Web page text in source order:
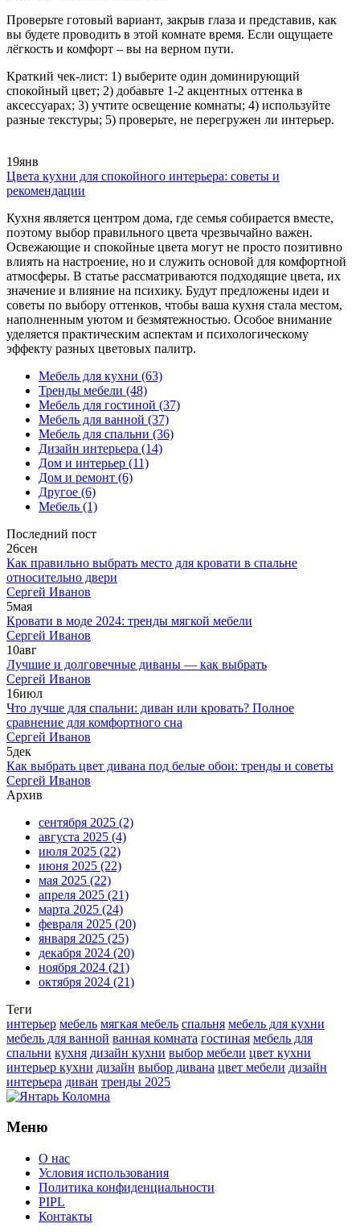
Проверьте готовый вариант, закрыв глаза и представив, как
вы будете проводить в этой комнате время. Если ощущаете
лёгкость и комфорт – вы на верном пути.
Краткий чек‑лист: 1) выберите один доминирующий
спокойный цвет; 2) добавьте 1‑2 акцентных оттенка в
аксессуарах; 3) учтите освещение комнаты; 4) используйте
разные текстуры; 5) проверьте, не перегружен ли интерьер.
19янв
Цвета кухни для спокойного интерьера: советы и
рекомендации
Кухня является центром дома, где семья собирается вместе,
поэтому выбор правильного цвета чрезвычайно важен.
Освежающие и спокойные цвета могут не просто позитивно
влиять на настроение, но и служить основой для комфортной
атмосферы. В статье рассматриваются подходящие цвета, их
значение и влияние на психику. Будут предложены идеи и
советы по выбору оттенков, чтобы ваша кухня стала местом,
наполненным уютом и безмятежностью. Особое внимание
уделяется практическим аспектам и психологическому
эффекту разных цветовых палитр.
Мебель для кухни (63)
Тренды мебели (48)
Мебель для гостиной (37)
Мебель для ванной (37)
Мебель для спальни (36)
Дизайн интерьера (14)
Дом и интерьер (11)
Дом и ремонт (6)
Другое (6)
Мебель (1)
Последний пост
26сен
Как правильно выбрать место для кровати в спальне
относительно двери
Сергей Иванов
5мая
Кровати в моде 2024: тренды мягкой мебели
Сергей Иванов
10авг
Лучшие и долговечные диваны — как выбрать
Сергей Иванов
16июл
Что лучше для спальни: диван или кровать? Полное
сравнение для комфортного сна
Сергей Иванов
5дек
Как выбрать цвет дивана под белые обои: тренды и советы
Сергей Иванов
Архив
сентября 2025 (2)
августа 2025 (4)
июля 2025 (22)
июня 2025 (22)
мая 2025 (22)
апреля 2025 (21)
марта 2025 (24)
февраля 2025 (20)
января 2025 (25)
декабря 2024 (20)
ноября 2024 (21)
октября 2024 (21)
Теги
интерьер мебель мягкая мебель спальня мебель для кухни
мебель для ванной ванная комната гостиная мебель для
спальни кухня дизайн кухни выбор мебели цвет кухни
интерьер кухни дизайн выбор дивана цвет мебели дизайн
интерьера диван тренды 2025
Меню
О нас
Условия использования
Политика конфиденциальности
PIPL
Контакты